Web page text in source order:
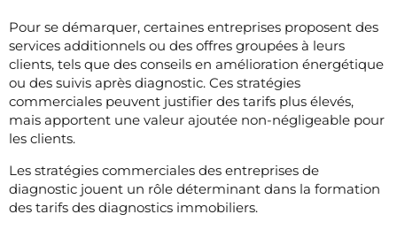
Pour se démarquer, certaines entreprises proposent des
services additionnels ou des offres groupées à leurs
clients, tels que des conseils en amélioration énergétique
ou des suivis après diagnostic. Ces stratégies
commerciales peuvent justifier des tarifs plus élevés,
mais apportent une valeur ajoutée non-négligeable pour
les clients.
Les stratégies commerciales des entreprises de
diagnostic jouent un rôle déterminant dans la formation
des tarifs des diagnostics immobiliers.